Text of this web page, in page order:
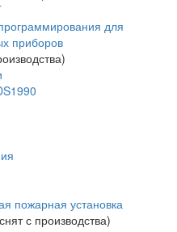
для
приборов
пожарная установка
с производства)